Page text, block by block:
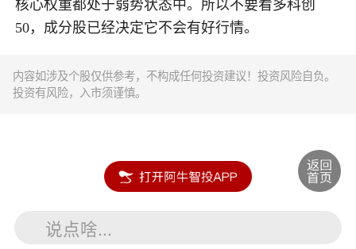
核心权重都处于弱势状态中。所以不要看多科创
50，成分股已经决定它不会有好行情。
内容如涉及个股仅供参考，不构成任何投资建议！投资风险自负。
投资有风险，入市须谨慎。
说点啥...